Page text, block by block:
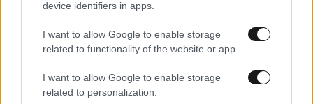
device identifiers in apps.
I want to allow Google to enable storage
related to functionality of the website or app.
I want to allow Google to enable storage
related to personalization.
παιδια συγκινηθηκα με το ολο θεμα και τελιωσαν και
στα παλικαρια μας να φανε ψωμακι?με τι δυναμη θα
μας πετανε αυριο μεθαυριο τα δακρυγονα ?
Απαντήστε